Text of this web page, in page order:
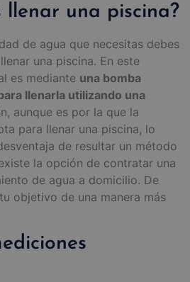
llenar una piscina?
de agua que necesitas debes
una piscina. En este
es mediante una bomba
llenarla utilizando una
aunque es por la que la
para llenar una piscina, lo
de resultar un método
la opción de contratar una
de agua a domicilio. De
objetivo de una manera más